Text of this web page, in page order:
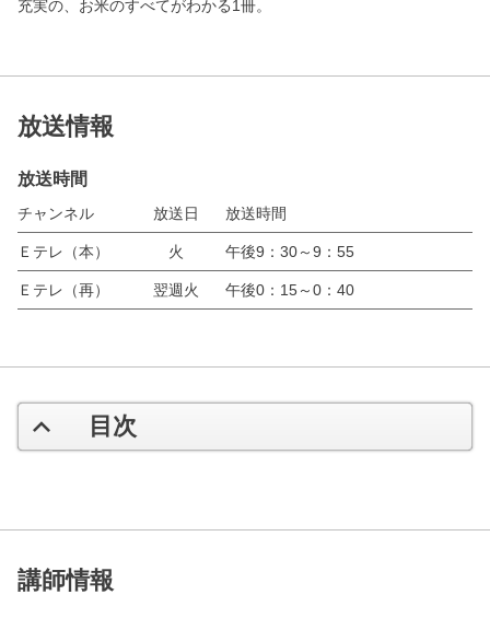
充実の、お米のすべてがわかる1冊。
放送情報
放送時間
チャンネル 放送日 放送時間
Ｅテレ（本） 火 午後9：30～9：55
Ｅテレ（再） 翌週火 午後0：15～0：40
目次
講師情報